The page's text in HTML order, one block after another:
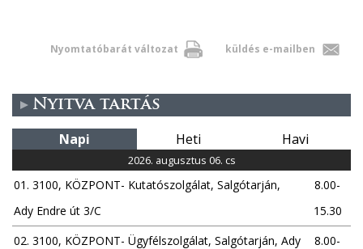
Nyomtatóbarát változat küldés e-mailben
Nyitva tartás
Napi Heti Havi
2026. augusztus 06. cs
01. 3100, KÖZPONT- Kutatószolgálat, Salgótarján,
Ady Endre út 3/C
8.00-
15.30
02. 3100, KÖZPONT- Ügyfélszolgálat, Salgótarján, Ady
8.00-